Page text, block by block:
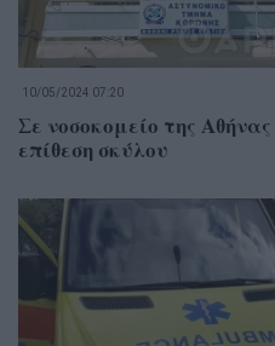
10/05/2024 07:20
Σε νοσοκομείο της
επίθεση σκύλου